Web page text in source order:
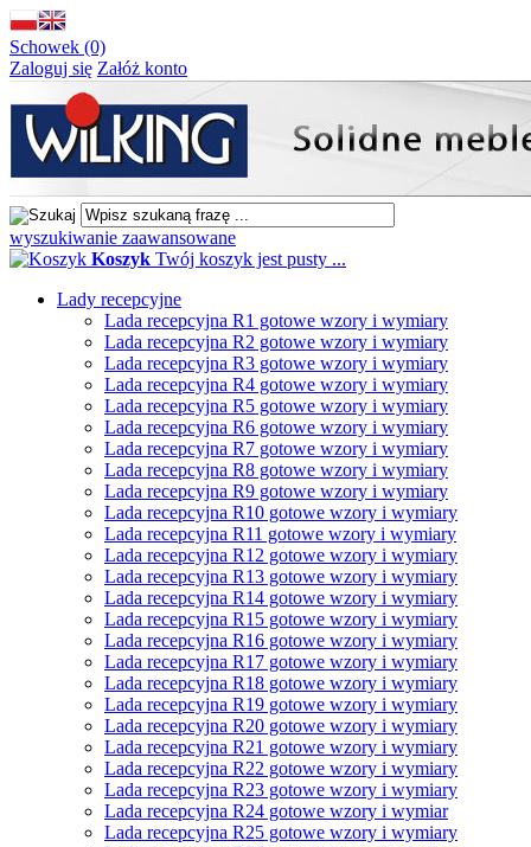
Schowek (0)
Zaloguj się Załóż konto
wyszukiwanie zaawansowane
Koszyk Twój koszyk jest pusty ...
Lady recepcyjne
Lada recepcyjna R1 gotowe wzory i wymiary
Lada recepcyjna R2 gotowe wzory i wymiary
Lada recepcyjna R3 gotowe wzory i wymiary
Lada recepcyjna R4 gotowe wzory i wymiary
Lada recepcyjna R5 gotowe wzory i wymiary
Lada recepcyjna R6 gotowe wzory i wymiary
Lada recepcyjna R7 gotowe wzory i wymiary
Lada recepcyjna R8 gotowe wzory i wymiary
Lada recepcyjna R9 gotowe wzory i wymiary
Lada recepcyjna R10 gotowe wzory i wymiary
Lada recepcyjna R11 gotowe wzory i wymiary
Lada recepcyjna R12 gotowe wzory i wymiary
Lada recepcyjna R13 gotowe wzory i wymiary
Lada recepcyjna R14 gotowe wzory i wymiary
Lada recepcyjna R15 gotowe wzory i wymiary
Lada recepcyjna R16 gotowe wzory i wymiary
Lada recepcyjna R17 gotowe wzory i wymiary
Lada recepcyjna R18 gotowe wzory i wymiary
Lada recepcyjna R19 gotowe wzory i wymiary
Lada recepcyjna R20 gotowe wzory i wymiary
Lada recepcyjna R21 gotowe wzory i wymiary
Lada recepcyjna R22 gotowe wzory i wymiary
Lada recepcyjna R23 gotowe wzory i wymiary
Lada recepcyjna R24 gotowe wzory i wymiar
Lada recepcyjna R25 gotowe wzory i wymiary